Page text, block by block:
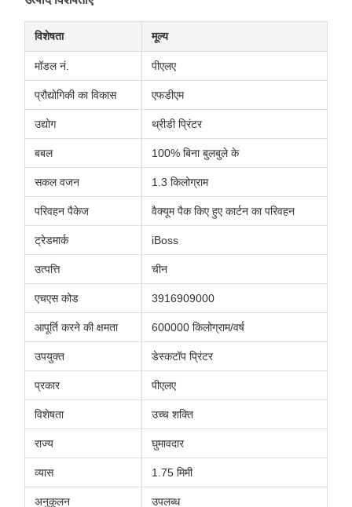
विशेषता मूल्य
मॉडल नं. पीएलए
प्रौद्योगिकी का विकास एफडीएम
उद्योग थ्रीडी प्रिंटर
बबल 100% बिना बुलबुले के
सकल वजन 1.3 किलोग्राम
परिवहन पैकेज वैक्यूम पैक किए हुए कार्टन का परिवहन
ट्रेडमार्क iBoss
उत्पत्ति चीन
एचएस कोड 3916909000
आपूर्ति करने की क्षमता 600000 किलोग्राम/वर्ष
उपयुक्त डेस्कटॉप प्रिंटर
प्रकार पीएलए
विशेषता उच्च शक्ति
राज्य घुमावदार
व्यास 1.75 मिमी
अनुकूलन उपलब्ध